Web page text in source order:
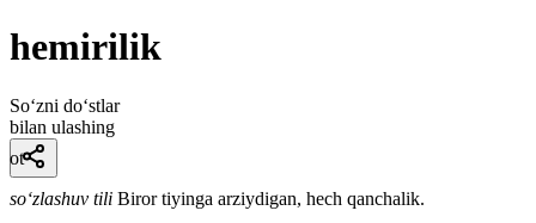
hemirilik
So‘zni do‘stlar
bilan ulashing
ot
so‘zlashuv tili Biror tiyinga arziydigan, hech qanchalik.